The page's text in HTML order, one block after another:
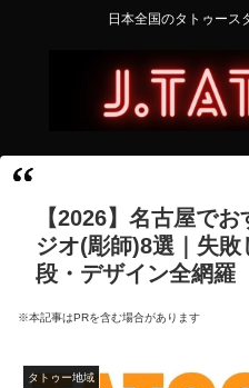
日本全国のタトゥース
【2026】名古屋で
ジオ(彫師)8選｜失
段・デザイン全網羅
※本記事はPRを含む場合があります
タトゥー地域